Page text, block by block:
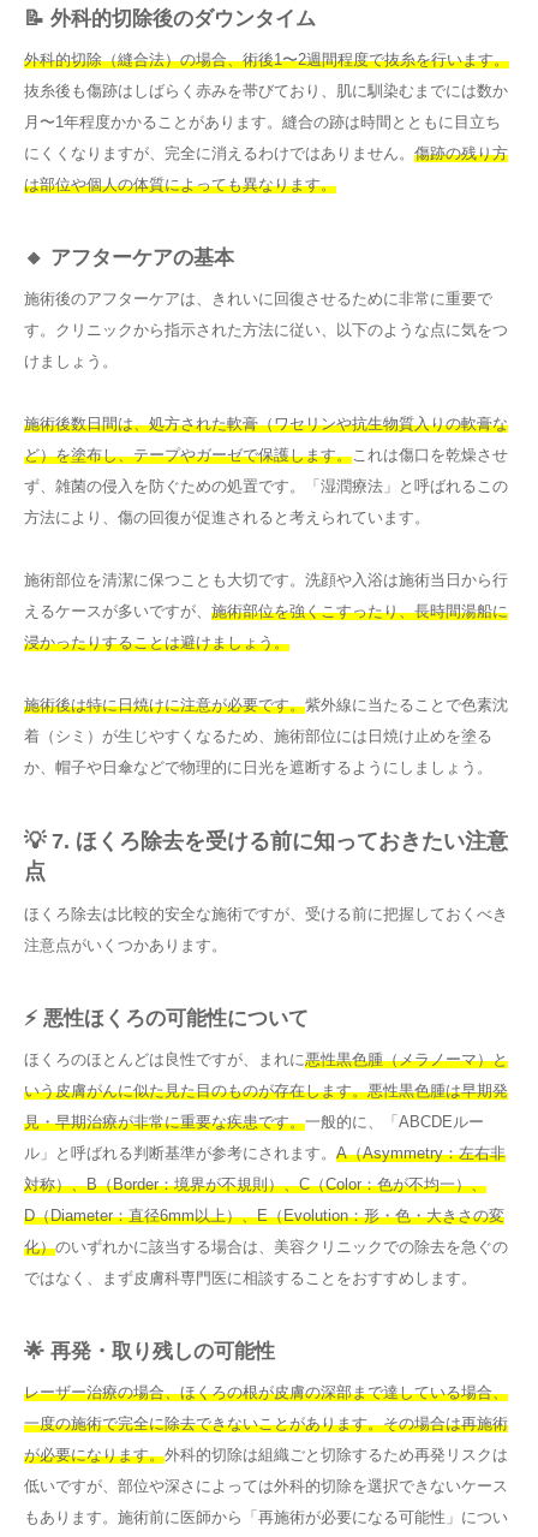
📝 外科的切除後のダウンタイム
外科的切除（縫合法）の場合、術後1〜2週間程度で抜糸を行います。
抜糸後も傷跡はしばらく赤みを帯びており、肌に馴染むまでには数か
月〜1年程度かかることがあります。縫合の跡は時間とともに目立ち
にくくなりますが、完全に消えるわけではありません。 傷跡の残り方
は部位や個人の体質によっても異なります。
🔸 アフターケアの基本
施術後のアフターケアは、きれいに回復させるために非常に重要で
す。クリニックから指示された方法に従い、以下のような点に気をつ
けましょう。
施術後数日間は、処方された軟膏（ワセリンや抗生物質入りの軟膏な
ど）を塗布し、テープやガーゼで保護します。 これは傷口を乾燥させ
ず、雑菌の侵入を防ぐための処置です。「湿潤療法」と呼ばれるこの
方法により、傷の回復が促進されると考えられています。
施術部位を清潔に保つことも大切です。洗顔や入浴は施術当日から行
えるケースが多いですが、 施術部位を強くこすったり、長時間湯船に
浸かったりすることは避けましょう。
施術後は特に日焼けに注意が必要です。紫外線に当たることで色素沈
着（シミ）が生じやすくなるため、施術部位には日焼け止めを塗る
か、帽子や日傘などで物理的に日光を遮断するようにしましょう。
💡 7. ほくろ除去を受ける前に知っておきたい注意
点
ほくろ除去は比較的安全な施術ですが、受ける前に把握しておくべき
注意点がいくつかあります。
⚡ 悪性ほくろの可能性について
ほくろのほとんどは良性ですが、まれに悪性黒色腫（メラノーマ）と
いう皮膚がんに似た見た目のものが存在します。悪性黒色腫は早期発
見・早期治療が非常に重要な疾患です。一般的に、「ABCDEルー
ル」と呼ばれる判断基準が参考にされます。 A（Asymmetry：左右非
対称）、B（Border：境界が不規則）、C（Color：色が不均一）、
D（Diameter：直径6mm以上）、E（Evolution：形・色・大きさの変
化）のいずれかに該当する場合は、美容クリニックでの除去を急ぐの
ではなく、まず皮膚科専門医に相談することをおすすめします。
🌟 再発・取り残しの可能性
レーザー治療の場合、ほくろの根が皮膚の深部まで達している場合、
一度の施術で完全に除去できないことがあります。その場合は再施術
が必要になります。外科的切除は組織ごと切除するため再発リスクは
低いですが、部位や深さによっては外科的切除を選択できないケース
もあります。施術前に医師から「再施術が必要になる可能性」につい